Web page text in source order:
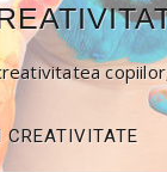
copiilor